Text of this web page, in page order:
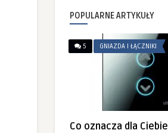
POPULARNE ARTYKUŁY
5 GNIAZDA I ŁĄCZNIKI
Co oznacza dla Ciebie